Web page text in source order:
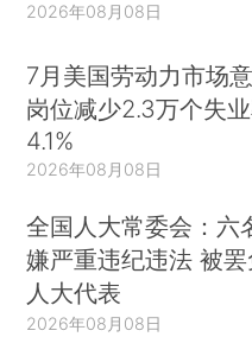
2026年08月08日
7月美国劳动力市场
岗位减少2.3万个失
4.1%
2026年08月08日
全国人大常委会：六
嫌严重违纪违法 被罢
人大代表
2026年08月08日